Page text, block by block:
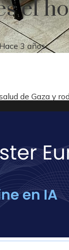
el
3 años
de Gaza y